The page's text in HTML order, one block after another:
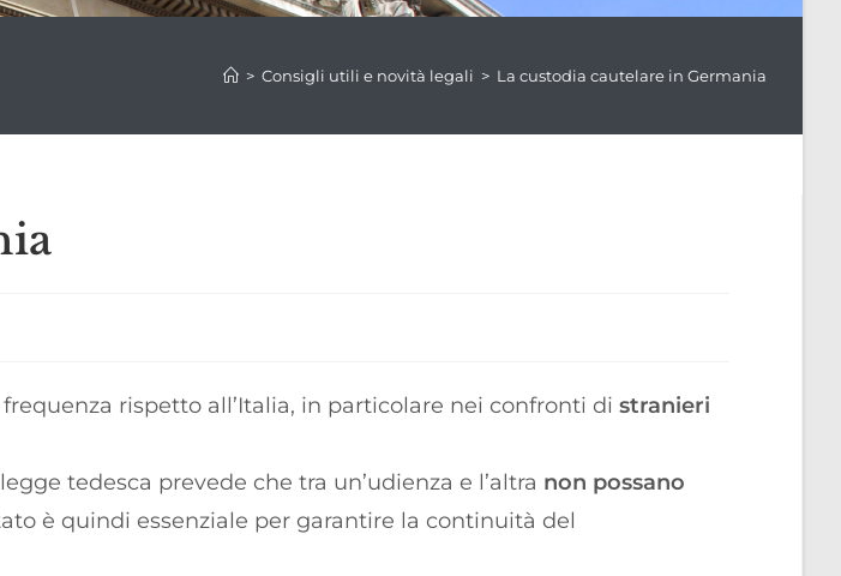
> Consigli utili e novità legali > La custodia cautelare in Germania
rispetto all’Italia, in particolare nei confronti di stranieri
tedesca prevede che tra un’udienza e l’altra non possano
è quindi essenziale per garantire la continuità del